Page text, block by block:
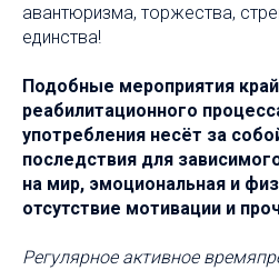
авантюризма, торжества,
единства!
Подобные мероприятия
реабилитационного
употребления несёт за
последствия для
на мир, эмоциональная и
отсутствие мотивации и
Регулярное активное